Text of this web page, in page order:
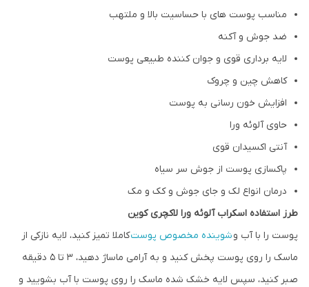
مناسب پوست های با حساسیت بالا و ملتهب
ضد جوش و آکنه
لایه برداری قوی و جوان کننده طبیعی پوست
کاهش چین و چروک
افزایش خون رسانی به پوست
حاوی آلوئه ورا
آنتی اکسیدان قوی
پاکسازی پوست از جوش سر سیاه
درمان انواع لک و جای جوش و کک و مک
طرز استفاده اسکراب آلوئه ورا لاکچری کوین
پوست را با آب وشوینده مخصوص پوستکاملا تمیز کنید، لایه نازکی از
ماسک را روی پوست پخش کنید و به آرامی ماساژ دهید، 3 تا 5 دقیقه
صبر کنید، سپس لایه خشک شده ماسک را روی پوست با آب بشویید و